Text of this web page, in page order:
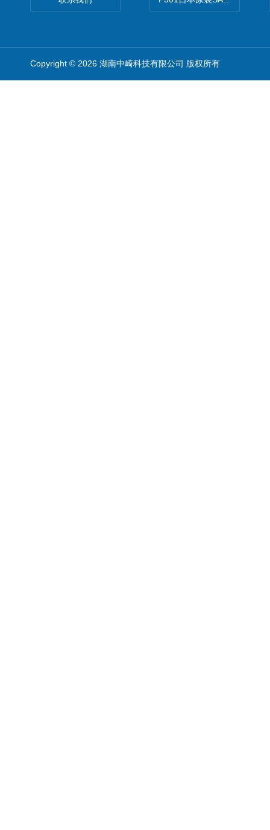
Copyright © 2026 湖南中崎科技有限公司 版权所有